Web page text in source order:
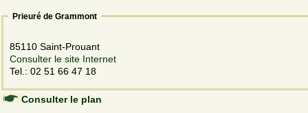
Prieuré de Grammont
85110 Saint-Prouant
Consulter le site Internet
Tel.: 02 51 66 47 18
Consulter le plan